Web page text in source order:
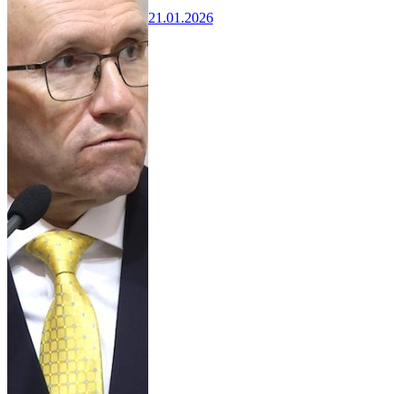
21.01.2026